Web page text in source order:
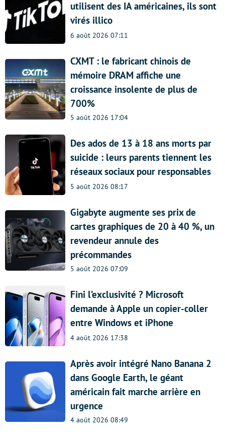
utilisent des IA américaines, ils sont
virés illico
6 août 2026 07:11
CXMT : le fabricant chinois de
mémoire DRAM affiche une
croissance insolente de plus de
700%
5 août 2026 17:04
Des ados de 13 à 18 ans morts par
suicide : leurs parents tiennent les
réseaux sociaux pour responsables
5 août 2026 08:17
Gigabyte augmente ses prix de
cartes graphiques de 20 à 40 %, un
revendeur annule des
précommandes
5 août 2026 07:09
Fini l’exclusivité ? Microsoft
demande à Apple un copier-coller
entre Windows et iPhone
4 août 2026 17:38
Après avoir intégré Nano Banana 2
dans Google Earth, le géant
américain fait marche arrière en
urgence
4 août 2026 08:49